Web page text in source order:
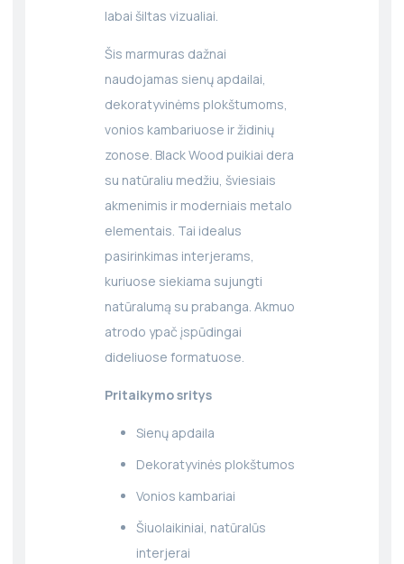
labai šiltas vizualiai.
Šis marmuras dažnai
naudojamas sienų apdailai,
dekoratyvinėms plokštumoms,
vonios kambariuose ir židinių
zonose. Black Wood puikiai dera
su natūraliu medžiu, šviesiais
akmenimis ir moderniais metalo
elementais. Tai idealus
pasirinkimas interjerams,
kuriuose siekiama sujungti
natūralumą su prabanga. Akmuo
atrodo ypač įspūdingai
dideliuose formatuose.
Pritaikymo sritys
Sienų apdaila
Dekoratyvinės plokštumos
Vonios kambariai
Šiuolaikiniai, natūralūs
interjerai